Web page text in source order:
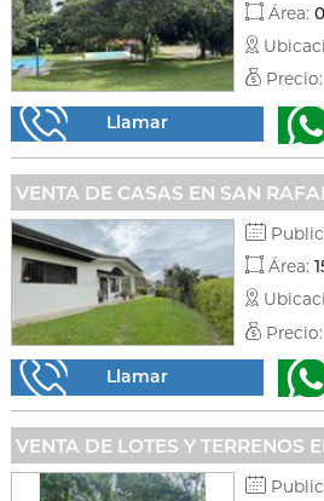
Área:
Precio:
Llamar
Área:
Precio:
Llamar